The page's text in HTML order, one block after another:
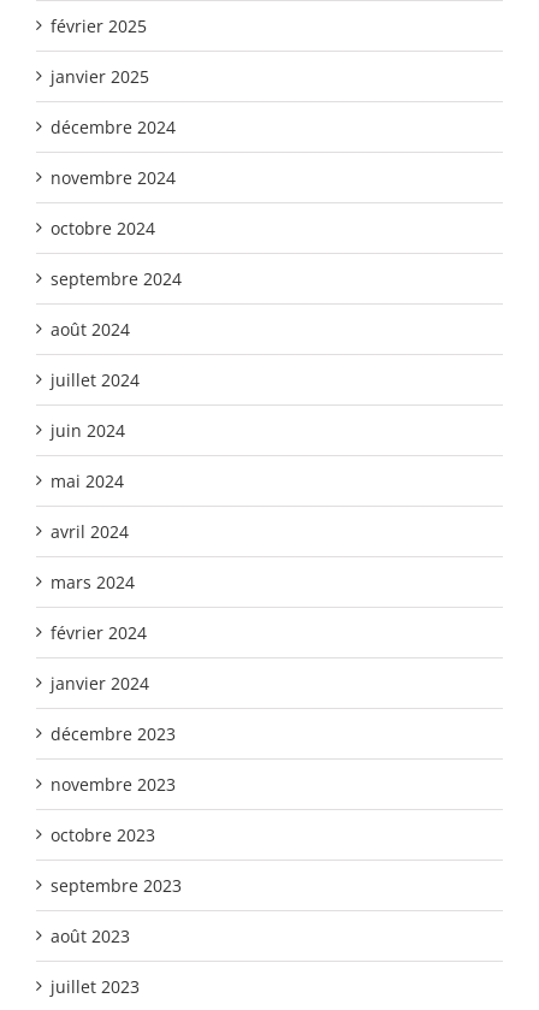
février 2025
janvier 2025
décembre 2024
novembre 2024
octobre 2024
septembre 2024
août 2024
juillet 2024
juin 2024
mai 2024
avril 2024
mars 2024
février 2024
janvier 2024
décembre 2023
novembre 2023
octobre 2023
septembre 2023
août 2023
juillet 2023